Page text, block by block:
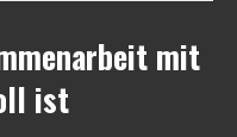
mit
ist